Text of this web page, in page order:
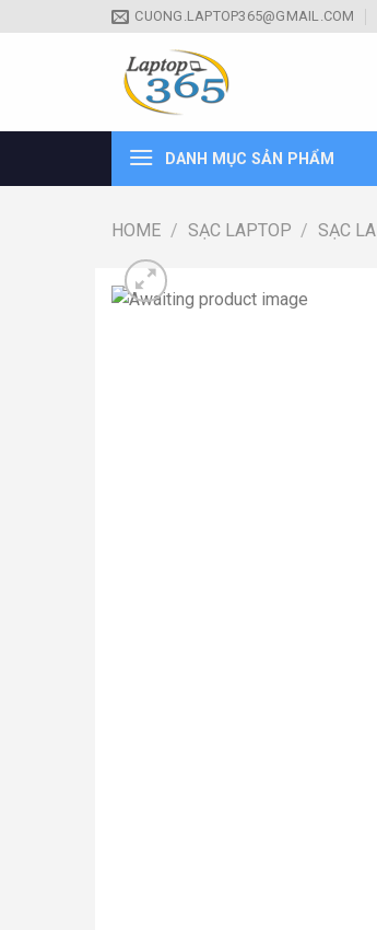
to
CUONG.LAPTOP365@GMAIL.COM
DANH MỤC SẢN PHẨM
HOME / SẠC LAPTOP / SẠC